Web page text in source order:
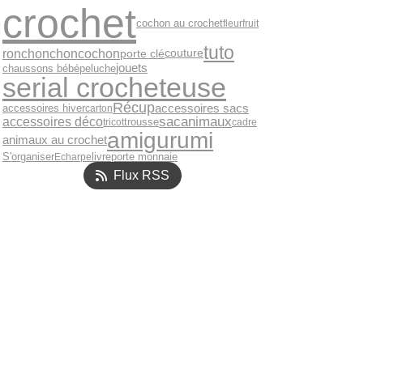
crochetcochon au crochetfleurfruit
ronchonchoncochonporte clécouturetuto
chaussons bébépeluchejouets
serial crocheteuse
accessoires hivercartonRécupaccessoires sacs
accessoires décotricottroussesacanimauxcadre
animaux au crochetamigurumi
S'organiserEcharpe livreporte monnaie
Flux RSS